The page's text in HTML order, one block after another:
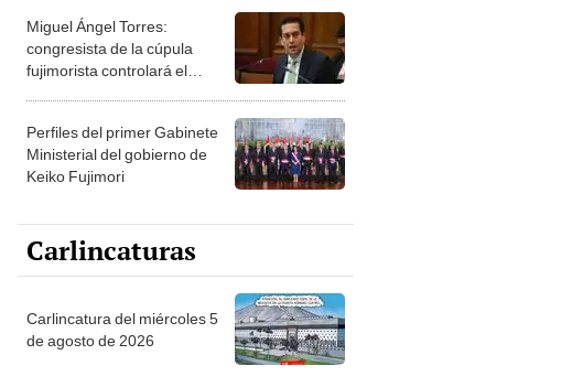
Miguel Ángel Torres:
congresista de la cúpula
fujimorista controlará el
Perfiles del primer Gabinete
Ministerial del gobierno de
Keiko Fujimori
Carlincaturas
Carlincatura del miércoles 5
de agosto de 2026